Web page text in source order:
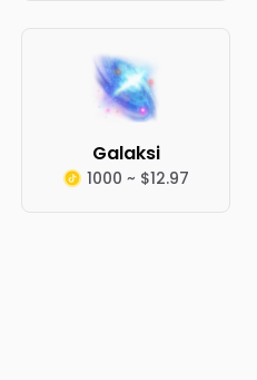
Galaksi
1000 ~ $12.97